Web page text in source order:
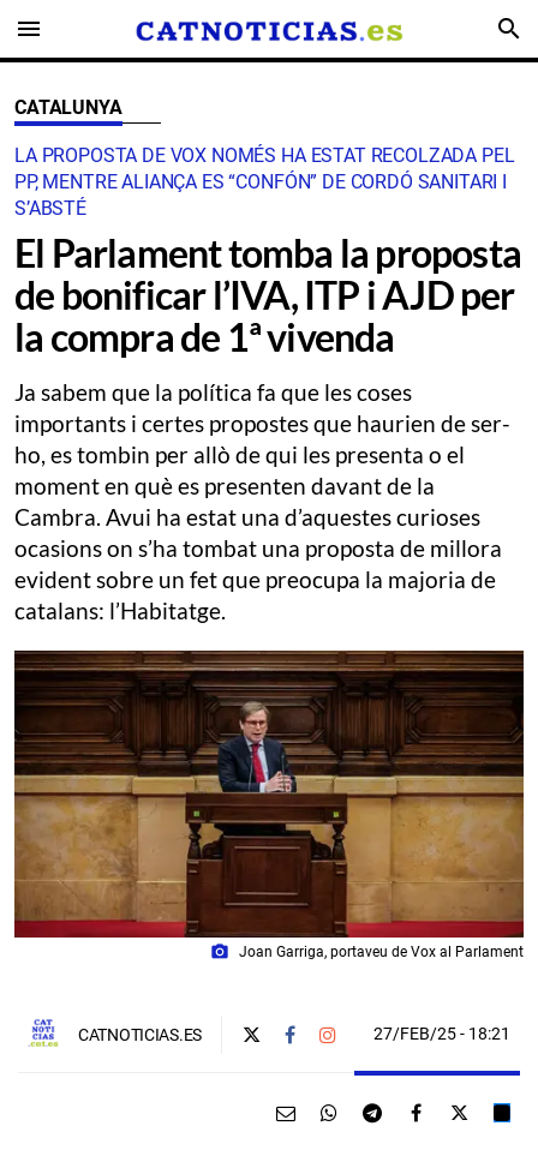
menu search
CATALUNYA
LA PROPOSTA DE VOX NOMÉS HA ESTAT RECOLZADA PEL
PP, MENTRE ALIANÇA ES “CONFÓN” DE CORDÓ SANITARI I
S’ABSTÉ
El Parlament tomba la proposta
de bonificar l’IVA, ITP i AJD per
la compra de 1ª vivenda
Ja sabem que la política fa que les coses
importants i certes propostes que haurien de ser-
ho, es tombin per allò de qui les presenta o el
moment en què es presenten davant de la
Cambra. Avui ha estat una d’aquestes curioses
ocasions on s’ha tombat una proposta de millora
evident sobre un fet que preocupa la majoria de
catalans: l’Habitatge.
photo_camera Joan Garriga, portaveu de Vox al Parlament
CATNOTICIAS.ES 27/FEB/25- 18:21